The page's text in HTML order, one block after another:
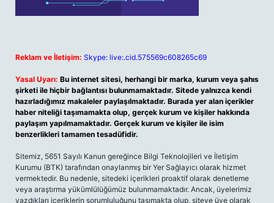
Reklam ve İletişim: Skype: live:.cid.575569c608265c69
Yasal Uyarı: Bu internet sitesi, herhangi bir marka, kurum veya şahıs
şirketi ile hiçbir bağlantısı bulunmamaktadır. Sitede yalnızca kendi
hazırladığımız makaleler paylaşılmaktadır. Burada yer alan içerikler
haber niteliği taşımamakta olup, gerçek kurum ve kişiler hakkında
paylaşım yapılmamaktadır. Gerçek kurum ve kişiler ile isim
benzerlikleri tamamen tesadüfidir.
Sitemiz, 5651 Sayılı Kanun gereğince Bilgi Teknolojileri ve İletişim
Kurumu (BTK) tarafından onaylanmış bir Yer Sağlayıcı olarak hizmet
vermektedir. Bu nedenle, sitedeki içerikleri proaktif olarak denetleme
veya araştırma yükümlülüğümüz bulunmamaktadır. Ancak, üyelerimiz
yazdıkları içeriklerin sorumluluğunu taşımakta olup, siteye üye olarak